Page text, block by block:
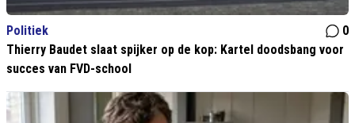
Politiek
0
Thierry Baudet slaat spijker op de kop: Kartel doodsbang voor
succes van FVD-school